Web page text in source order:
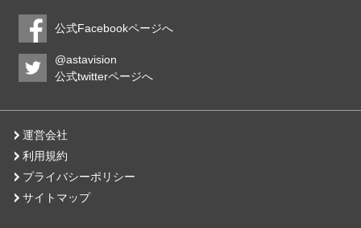
公式Facebookページへ
@astavision
公式twitterページへ
運営会社
利用規約
プライバシーポリシー
サイトマップ